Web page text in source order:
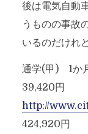
後は電気自動
うものの事故
いるのだけれど
通学(甲) 1か
39,420円
http://
424,920円